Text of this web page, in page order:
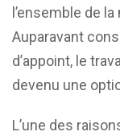
l’ensemble de
Auparavant
d’appoint, le
devenu une
L’une des